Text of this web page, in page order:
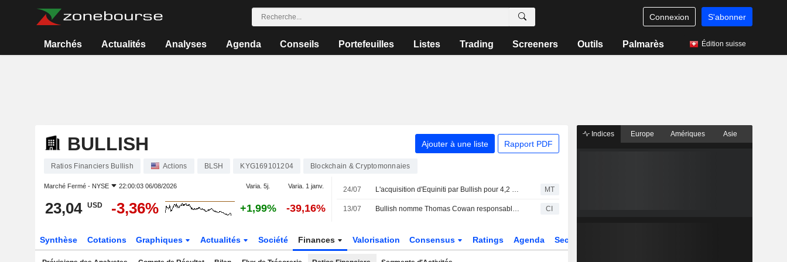
Connexion S'abonner
Marchés Actualités Analyses Agenda Conseils Portefeuilles Listes Trading Screeners Outils Palmarès Édition suisse
BULLISH Ajouter à une liste Rapport PDF
Ratios Financiers Bullish Actions BLSH KYG169101204 Blockchain & Cryptomonnaies
Marché Fermé - NYSE 22:00:03 06/08/2026 Varia. 5j. Varia. 1 janv.
23,04 USD -3,36% +1,99% -39,16%
24/07 L'acquisition d'Equiniti par Bullish pour 4,2 milliards de dollars reçoit le feu vert des autorités de la concurrence au Royaume-Uni, aux États-Unis et en Allemagne MT
13/07 Bullish nomme Thomas Cowan responsable de la tokenisation CI
Synthèse Cotations Graphiques Actualités Société Finances Valorisation Consensus Ratings Agenda Secteur
Indices Europe Amériques Asie